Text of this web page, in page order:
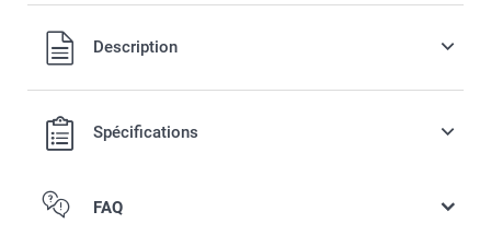
Tous les prix sont en EURO (€), TVA incluse et hors frais de
port.
Description
Spécifications
FAQ